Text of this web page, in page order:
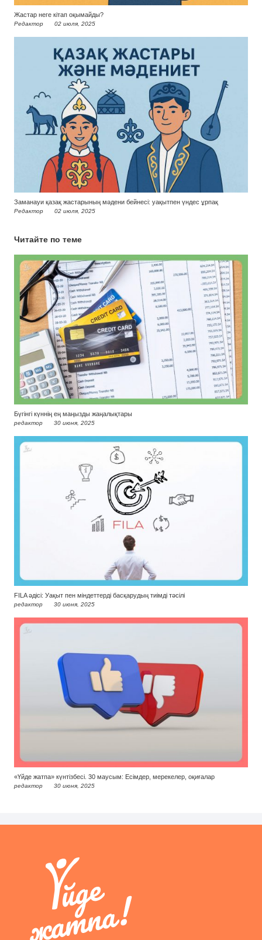
Жастар неге кітап оқымайды?
Редактор 02 июля, 2025
Заманауи қазақ жастарының мәдени бейнесі: уақытпен үндес ұрпақ
Редактор 02 июля, 2025
Читайте по теме
Бүгінгі күннің ең маңызды жаңалықтары
редактор 30 июня, 2025
FILA әдісі: Уақыт пен міндеттерді басқарудың тиімді тәсілі
редактор 30 июня, 2025
«Үйде жатпа» күнтізбесі. 30 маусым: Есімдер, мерекелер, оқиғалар
редактор 30 июня, 2025